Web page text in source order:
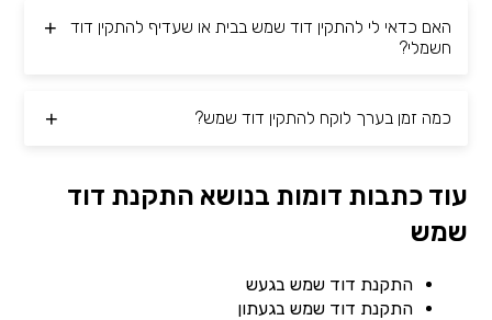
האם כדאי לי להתקין דוד שמש בבית או שעדיף להתקין דוד
חשמלי?
כמה זמן בערך לוקח להתקין דוד שמש?
עוד כתבות דומות בנושא התקנת דוד
שמש
התקנת דוד שמש בגעש
התקנת דוד שמש בגעתון